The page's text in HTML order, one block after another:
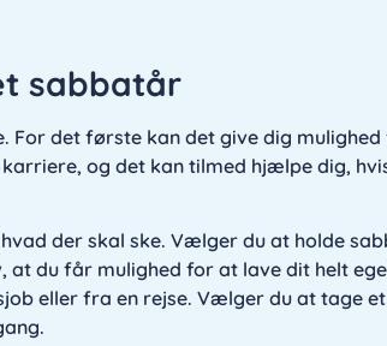
sabbatår
For det første kan det give dig
og det kan tilmed hjælpe dig,
der skal ske. Vælger du at holde
du får mulighed for at lave dit helt
eller fra en rejse. Vælger du at tage